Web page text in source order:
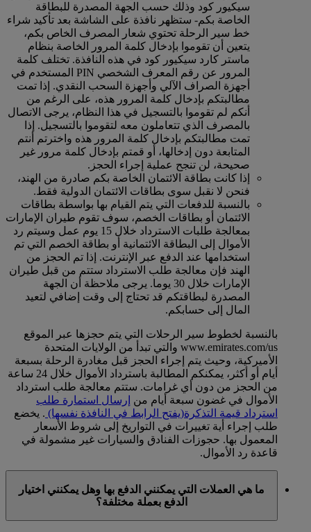
سيكيور كود وذلك حسب الجهة المصدرة للبطاقة
الخاصة بكم‑ ستظهر نافذة على الشاشة بعد تأكيد شراء
خط سير الرحلة تحتوي شعار المصرف الخاص بكم،
يتعين أن تقوموا بإدخال كلمة المرور الخاصة بنظام
ماستر كارد سيكيور كود في هذه النافذة. تختلف كلمة
المرور عن رقم المعرف الشخصي PIN المستخدم في
أجهزة الصراف الآلي وأجهزة السحب النقدي. إذا تمت
مطالبتكم بإدخال كلمة المرور هذه، على الرغم من
أنكم لم تقوموا بالتسجيل في هذا النظام، يرجى الاتصال
بالمصرف الذي تتعاملون معه لتقوموا بالتسجيل. إذا
تمت مطالبتكم بإدخال كلمة المرور هذه واخترتم أنتم
المتابعة دون إدخالها، أو قمتم بإدخال كلمة مرور غير
صحيحة، لن تنجح عملية إجراء الحجز.
إذا كانت بطاقة الائتمان الخاصة بكم صادرة من الهند،
فنحن لا نقبل سوى بطاقات الائتمان الدولية فقط.
بالنسبة للدفعات التي يتم القيام بها بواسطة بطاقات
الائتمان أو بطاقات الخصم، سوف تقوم طيران الإمارات
بمعالجة طلبات الاسترداد خلال 15 يوم عمل وسيتم رد
الأموال إلى البطاقة الائتمانية أو بطاقة الخصم التي تم
استخدامها عند الدفع عبر الإنترنت. إذا تم الحجز من
الهند فإن معالجة طلب الاسترداد ستتم من قبل طيران
الإمارات خلال 30 يوما. يرجى ملاحظة أن الجهة
المصدرة لبطاقتكم قد تحتاج إلى وقت إضافي لتعيد
المال إلى حسابكم.
بالنسبة لخطوط سير الرحلات التي يتم حجزها عبر الموقع
www.emirates.com/us والتي تبدأ من الولايات المتحدة
الأميركية، وحيث يتم إجراء الحجز قبل مغادرة الرحلة بسبعة
أيام أو أكثر، يمكنكم المطالبة باسترداد الأموال خلال 24 ساعة
من الحجز من دون أي غرامات. ستتم معالجة طلب استرداد
الأموال في غضون سبعة أيام من إرسال استمارة طلب
استرداد قيمة التذكرة(يفتح الرابط في النافذة نفسها) . يخضع
طلب إجراء أية تغييرات في التواريخ إلى شروط الأسعار
المعمول بها. حجوزات الفنادق والسيارات غير مشمولة في
قاعدة رد الأموال.
ما هي العملات التي يمكنني الدفع بها وهل يمكنني اختيار
الدفع بعملة مختلفة؟